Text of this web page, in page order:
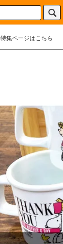
特集ページはこちら